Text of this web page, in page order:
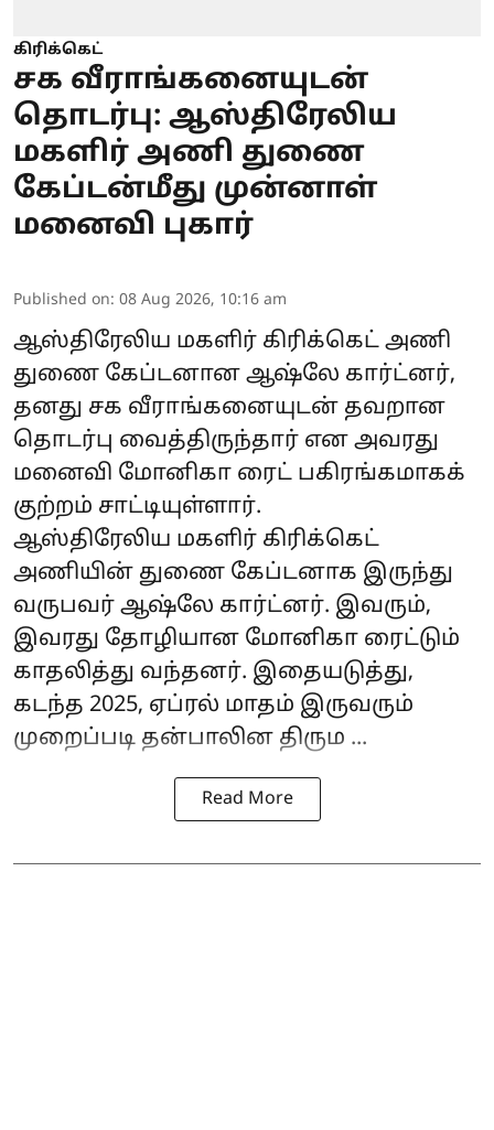
கிரிக்கெட்
சக வீராங்கனையுடன்
தொடர்பு: ஆஸ்திரேலிய
மகளிர் அணி துணை
கேப்டன்மீது முன்னாள்
மனைவி புகார்
Published on: 08 Aug 2026, 10:16 am
ஆஸ்திரேலிய மகளிர் கிரிக்கெட் அணி
துணை கேப்டனான ஆஷ்லே கார்ட்னர்,
தனது சக வீராங்கனையுடன் தவறான
தொடர்பு வைத்திருந்தார் என அவரது
மனைவி மோனிகா ரைட் பகிரங்கமாகக்
குற்றம் சாட்டியுள்ளார்.
ஆஸ்திரேலிய மகளிர் கிரிக்கெட்
அணியின் துணை கேப்டனாக இருந்து
வருபவர் ஆஷ்லே கார்ட்னர். இவரும்,
இவரது தோழியான மோனிகா ரைட்டும்
காதலித்து வந்தனர். இதையடுத்து,
கடந்த 2025, ஏப்ரல் மாதம் இருவரும்
முறைப்படி தன்பாலின திரும ...
Read More